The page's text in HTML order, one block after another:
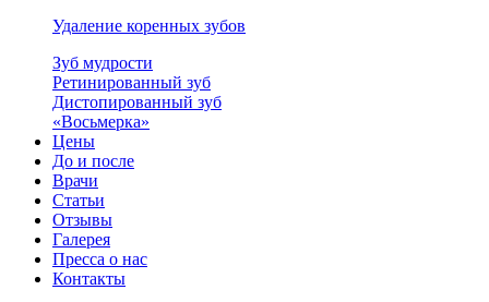
Удаление коренных зубов
Зуб мудрости
Ретинированный зуб
Дистопированный зуб
«Восьмерка»
Цены
До и после
Врачи
Статьи
Отзывы
Галерея
Пресса о нас
Контакты